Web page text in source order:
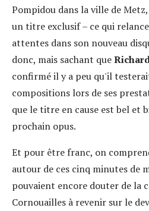
Pompidou dans la ville de Metz,
un titre exclusif – ce qui
attentes dans son nouveau
donc, mais sachant que
confirmé il y a peu qu'il
compositions lors de ses
que le titre en cause est bel et
prochain opus.
Et pour être franc, on
autour de ces cinq minutes de
pouvaient encore douter de la
Cornouailles à revenir sur le